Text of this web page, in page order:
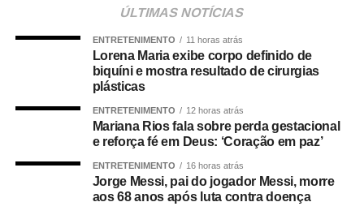
Para o empresário, a alteração não representa apenas
de compromisso.
“Não se trata apenas de uma mudança de candidatura.
Segundo Maluf, sua participação na chapa não nasceu
convite depois de uma decisão política que, inclusive, foi
levada à convenção partidária.
ÚLTIMAS NOTÍCIAS
ENTRETENIMENTO 11 horas atrás
Lorena Maria exibe corpo definido de
biquíni e mostra resultado de cirurgias
plásticas
ENTRETENIMENTO 12 horas atrás
Mariana Rios fala sobre perda gestacional
e reforça fé em Deus: ‘Coração em paz’
ENTRETENIMENTO 16 horas atrás
Jorge Messi, pai do jogador Messi, morre
aos 68 anos após luta contra doença